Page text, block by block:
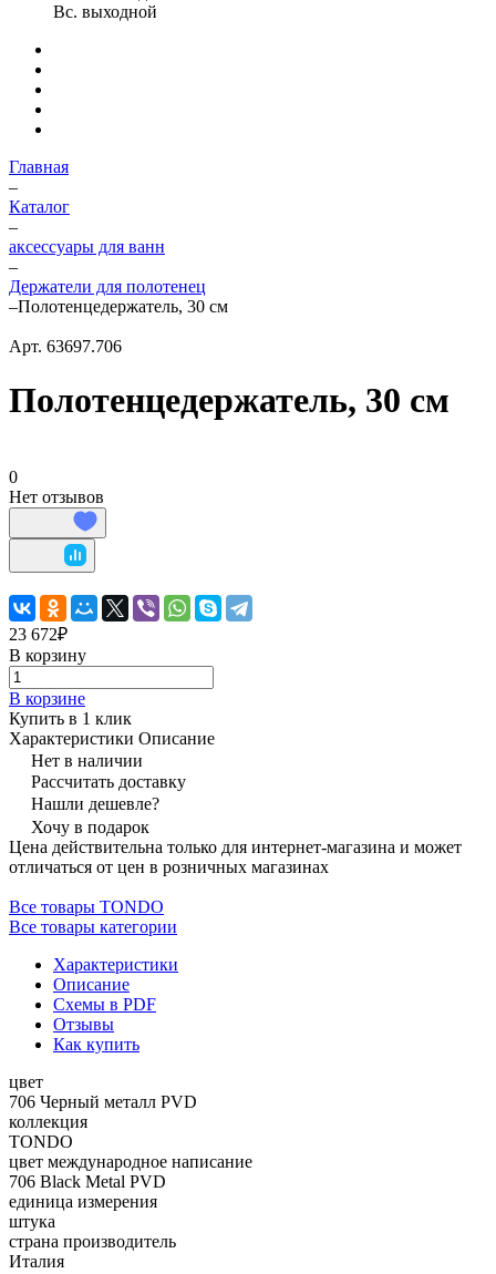
Вс. выходной
Главная
–
Каталог
–
аксессуары для ванн
–
Держатели для полотенец
–Полотенцедержатель, 30 см
Арт. 63697.706
Полотенцедержатель, 30 см
0
Нет отзывов
23 672₽
В корзину
В корзине
Купить в 1 клик
Характеристики Описание
Нет в наличии
Рассчитать доставку
Нашли дешевле?
Хочу в подарок
Цена действительна только для интернет-магазина и может
отличаться от цен в розничных магазинах
Все товары TONDO
Все товары категории
Характеристики
Описание
Схемы в PDF
Отзывы
Как купить
цвет
706 Черный металл PVD
коллекция
TONDO
цвет международное написание
706 Black Metal PVD
единица измерения
штука
страна производитель
Италия